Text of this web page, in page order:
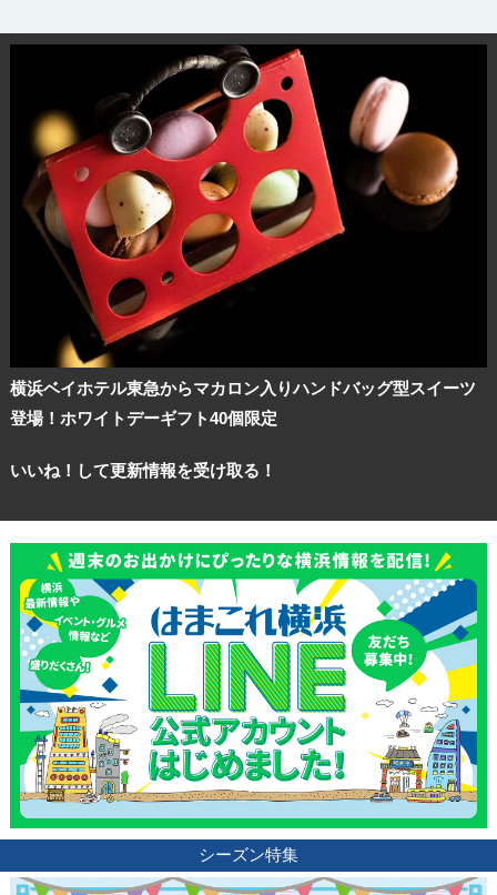
横浜ベイホテル東急からマカロン入りハンドバッグ型スイーツ
登場！ホワイトデーギフト40個限定
いいね！して更新情報を受け取る！
シーズン特集